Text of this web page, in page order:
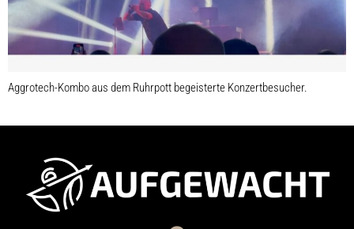
Aggrotech-Kombo aus dem Ruhrpott begeisterte Konzertbesucher.